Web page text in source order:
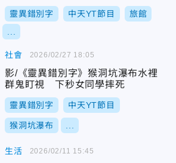
靈異錯別字 中天YT節目 旅館
社會
影/《靈異錯別字》猴洞坑瀑布水裡
群鬼盯視 下秒女同學摔死
靈異錯別字 中天YT節目
猴洞坑瀑布
2026/02/27 18:05
生活 2026/02/11 15:45